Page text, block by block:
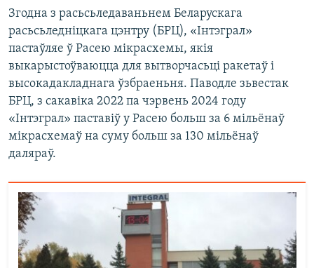
Згодна з расьсьледаваньнем Беларускага
расьсьледніцкага цэнтру (БРЦ), «Інтэграл»
пастаўляе ў Расею мікрасхемы, якія
выкарыстоўваюцца для вытворчасьці ракетаў і
высокадакладнага ўзбраеньня. Паводле зьвестак
БРЦ, з сакавіка 2022 па чэрвень 2024 году
«Інтэграл» паставіў у Расею больш за 6 мільёнаў
мікрасхемаў на суму больш за 130 мільёнаў
даляраў.